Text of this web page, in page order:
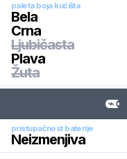
paleta boja kućišta
Bela
Crna
Ljubičasta
Plava
Žuta
pristupačnost baterije
Neizmenjiva